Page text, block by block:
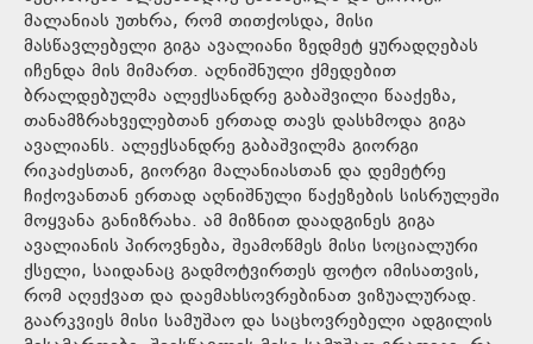
მალანიას უთხრა, რომ თითქოსდა, მისი
მასწავლებელი გიგა ავალიანი ზედმეტ ყურადღებას
იჩენდა მის მიმართ. აღნიშნული ქმედებით
ბრალდებულმა ალექსანდრე გაბაშვილი წააქეზა,
თანამზრახველებთან ერთად თავს დასხმოდა გიგა
ავალიანს. ალექსანდრე გაბაშვილმა გიორგი
რიკაძესთან, გიორგი მალანიასთან და დემეტრე
ჩიქოვანთან ერთად აღნიშნული წაქეზების სისრულეში
მოყვანა განიზრახა. ამ მიზნით დაადგინეს გიგა
ავალიანის პიროვნება, შეამოწმეს მისი სოციალური
ქსელი, საიდანაც გადმოტვირთეს ფოტო იმისათვის,
რომ აღექვათ და დაემახსოვრებინათ ვიზუალურად.
გაარკვიეს მისი სამუშაო და საცხოვრებელი ადგილის